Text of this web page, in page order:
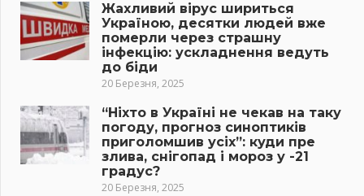
Жахливий вірус шириться
Україною, десятки людей вже
померли через страшну
інфекцію: ускладнення ведуть
до біди
20 Березня, 2025
“Ніхто в Україні не чекав на таку
погоду, прогноз синоптиків
приголомшив усіх”: куди пре
злива, снігопад і мороз у -21
градус?
20 Березня, 2025